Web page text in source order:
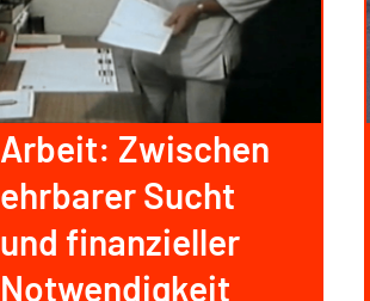
Arbeit: Zwischen
ehrbarer Sucht
und finanzieller
Notwendigkeit